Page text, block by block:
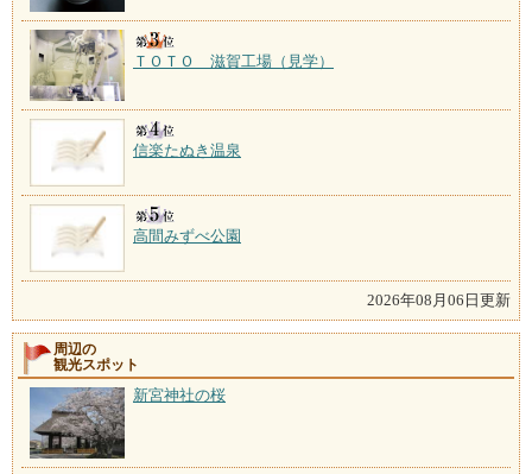
ＴＯＴＯ 滋賀工場（見学）
信楽たぬき温泉
高間みずべ公園
2026年08月06日更新
周辺の
観光スポット
新宮神社の桜